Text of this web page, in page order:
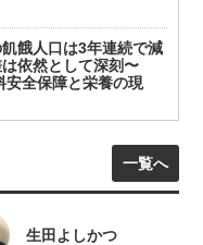
餓人口は3年連続で減
依然として深刻〜
安全保障と栄養の現
一覧へ
生田よしかつ